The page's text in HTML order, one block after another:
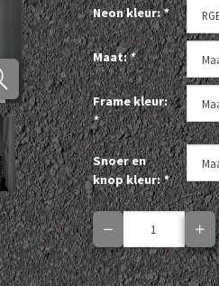
Neon kleur:*
Maat:*
Frame kleur:
*
Snoer en
knop kleur:*